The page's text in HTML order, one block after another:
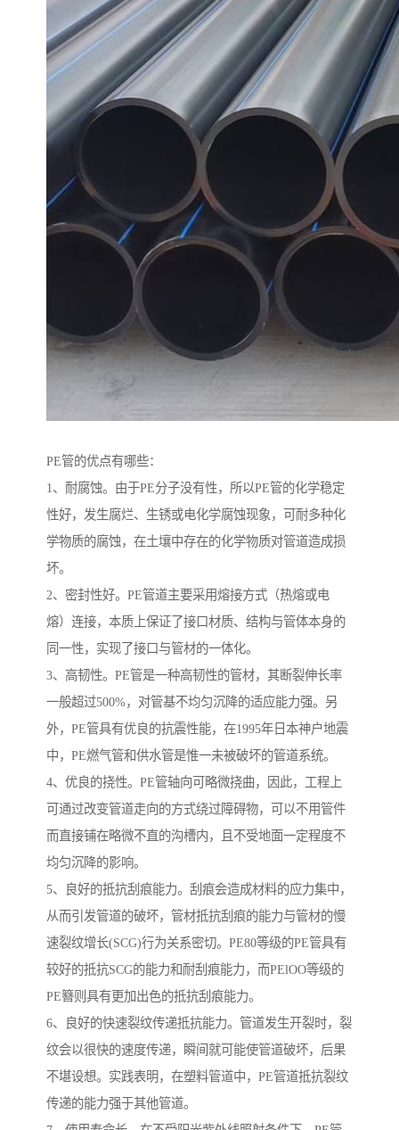
PE管的优点有哪些：
1、耐腐蚀。由于PE分子没有性，所以PE管的化学稳定
性好，发生腐烂、生锈或电化学腐蚀现象，可耐多种化
学物质的腐蚀，在土壤中存在的化学物质对管道造成损
坏。
2、密封性好。PE管道主要采用熔接方式（热熔或电
熔）连接，本质上保证了接口材质、结构与管体本身的
同一性，实现了接口与管材的一体化。
3、高韧性。PE管是一种高韧性的管材，其断裂伸长率
一般超过500%，对管基不均匀沉降的适应能力强。另
外，PE管具有优良的抗震性能，在1995年日本神户地震
中，PE燃气管和供水管是惟一未被破坏的管道系统。
4、优良的挠性。PE管轴向可略微挠曲，因此，工程上
可通过改变管道走向的方式绕过障碍物，可以不用管件
而直接铺在略微不直的沟槽内，且不受地面一定程度不
均匀沉降的影响。
5、良好的抵抗刮痕能力。刮痕会造成材料的应力集中，
从而引发管道的破坏，管材抵抗刮痕的能力与管材的慢
速裂纹增长(SCG)行为关系密切。PE80等级的PE管具有
较好的抵抗SCG的能力和耐刮痕能力，而PElOO等级的
PE簪则具有更加出色的抵抗刮痕能力。
6、良好的快速裂纹传递抵抗能力。管道发生开裂时，裂
纹会以很快的速度传递，瞬间就可能使管道破坏，后果
不堪设想。实践表明，在塑料管道中，PE管道抵抗裂纹
传递的能力强于其他管道。